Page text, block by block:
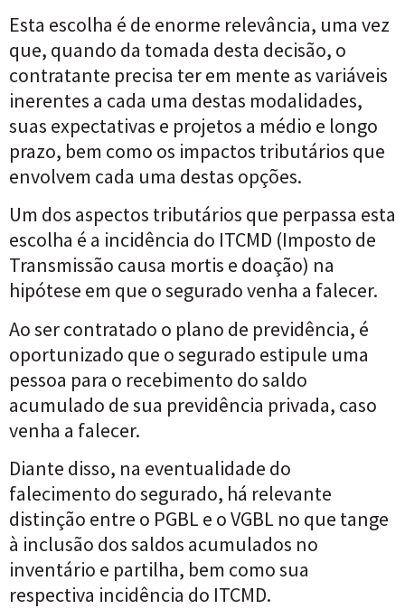
Esta escolha é de enorme relevância, uma vez
que, quando da tomada desta decisão, o
contratante precisa ter em mente as variáveis
inerentes a cada uma destas modalidades,
suas expectativas e projetos a médio e longo
prazo, bem como os impactos tributários que
envolvem cada uma destas opções.
Um dos aspectos tributários que perpassa esta
escolha é a incidência do ITCMD (Imposto de
Transmissão causa mortis e doação) na
hipótese em que o segurado venha a falecer.
Ao ser contratado o plano de previdência, é
oportunizado que o segurado estipule uma
pessoa para o recebimento do saldo
acumulado de sua previdência privada, caso
venha a falecer.
Diante disso, na eventualidade do
falecimento do segurado, há relevante
distinção entre o PGBL e o VGBL no que tange
à inclusão dos saldos acumulados no
inventário e partilha, bem como sua
respectiva incidência do ITCMD.